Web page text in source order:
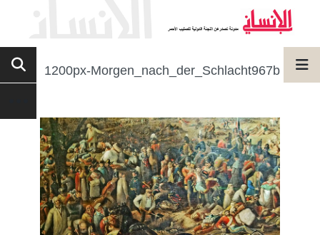
1200px-Morgen_nach_der_Schlacht967b